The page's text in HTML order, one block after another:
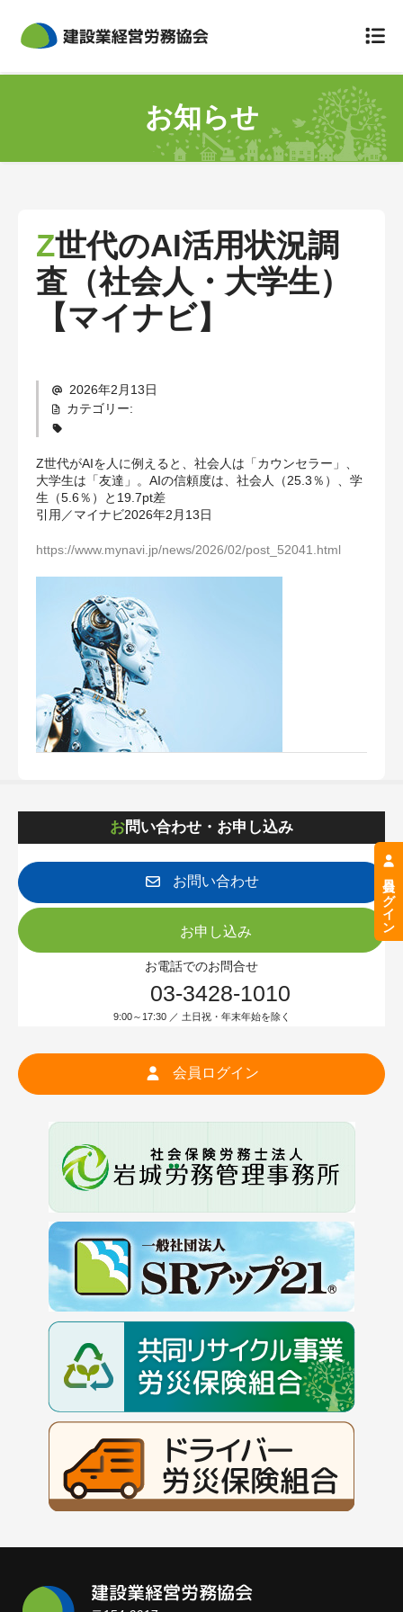
個人情報のお取扱いについて
事故が起きてしまったら
労災保険特別加入
労災の給付について
補償の対象となる範囲
給付基礎日額・保険料
健康診断が必要な場合
お知らせ
お知らせ
Z世代のAI活用状況調
査（社会人・大学生）
【マイナビ】
2026年2月13日
カテゴリー:
Z世代がAIを人に例えると、社会人は「カウンセラー」、
大学生は「友達」。AIの信頼度は、社会人（25.3％）、学
生（5.6％）と19.7pt差
引用／マイナビ2026年2月13日
https://www.mynavi.jp/news/2026/02/post_52041.html
お問い合わせ・お申し込み
お問い合わせ
お申し込み
お電話でのお問合せ
03-3428-1010
9:00～17:30 ／ 土日祝・年末年始を除く
会員ログイン
会員ログイン